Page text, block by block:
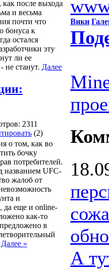
как после выхода
и весьма
почти что
бонуса к
остался
эту
ли ее
не станут. Далее
2311
(2)
о том, как во
бочку
потребителей.
названием UFC-
жалоб от
и
да еще и online-
как-то
в
Далее »
Вики
А